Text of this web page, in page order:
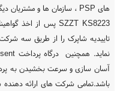
های PSP ، سازمان ها و مشتریان دیگر می باشد.
آسان سازی و سرعت بخشیدن به
باشد.تمامی شرکت های ارائه